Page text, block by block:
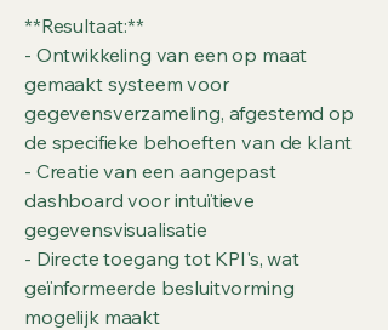
**Resultaat:**
- Ontwikkeling van een op maat
gemaakt systeem voor
gegevensverzameling, afgestemd op
de specifieke behoeften van de klant
- Creatie van een aangepast
dashboard voor intuïtieve
gegevensvisualisatie
- Directe toegang tot KPI's, wat
geïnformeerde besluitvorming
mogelijk maakt